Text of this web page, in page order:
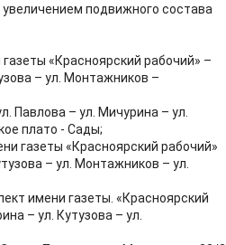
подвижного состава
«Красноярский рабочий» –
– ул. Монтажников –
Павлова – ул. Мичурина – ул.
плато - Сады;
газеты «Красноярский рабочий»
– ул. Монтажников – ул.
имени газеты. «Красноярский
– ул. Кутузова – ул.